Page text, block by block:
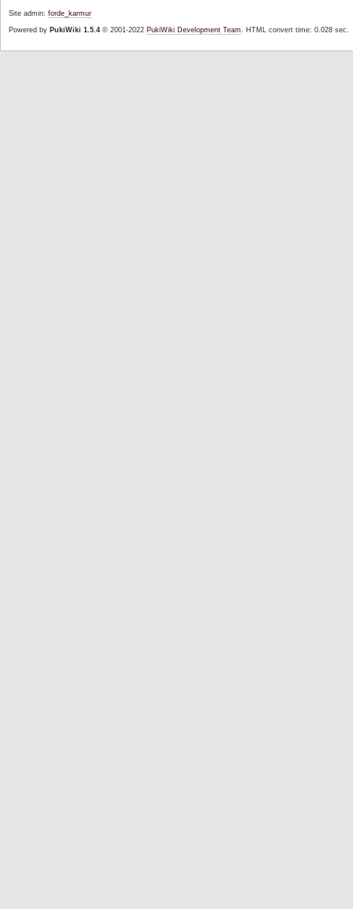
Site admin: forde_karmur
Powered by PukiWiki 1.5.4© 2001-2022 PukiWiki Development Team . HTML convert time: 0.028 sec.